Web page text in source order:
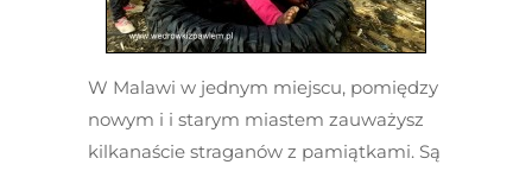
W Malawi w jednym miejscu, pomiędzy
nowym i i starym miastem zauważysz
kilkanaście straganów z pamiątkami. Są